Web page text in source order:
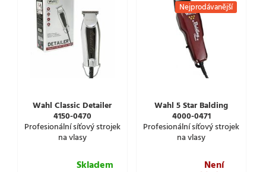
Wahl Classic Detailer
4150-0470
Profesionální síťový strojek
na vlasy
Skladem
Nejprodávanější
Wahl 5 Star Balding
4000-0471
Profesionální síťový strojek
na vlasy
Není